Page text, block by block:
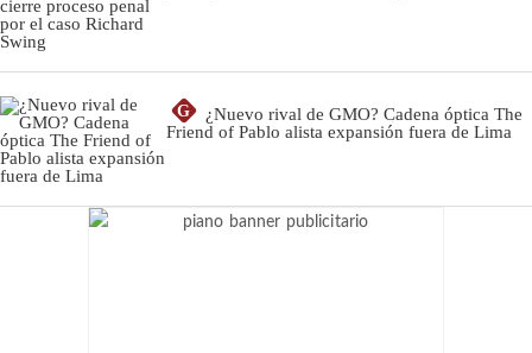
G
¿Nuevo rival de GMO? Cadena óptica The
Friend of Pablo alista expansión fuera de Lima